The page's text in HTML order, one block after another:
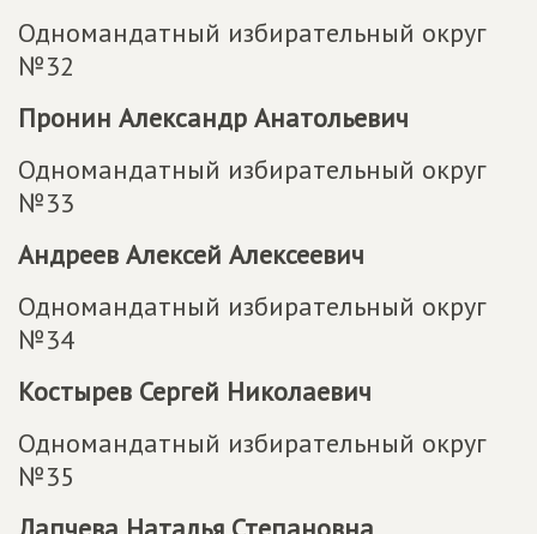
Одномандатный избирательный округ
№32
Пронин Александр Анатольевич
Одномандатный избирательный округ
№33
Андреев Алексей Алексеевич
Одномандатный избирательный округ
№34
Костырев Сергей Николаевич
Одномандатный избирательный округ
№35